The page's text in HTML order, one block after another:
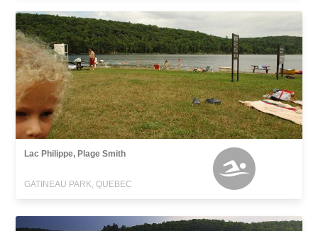
Lac Philippe, Plage Smith
GATINEAU PARK, QUEBEC